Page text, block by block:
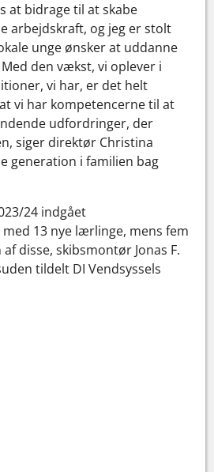
at bidrage til at skabe
arbejdskraft, og jeg er stolt
unge ønsker at uddanne
den vækst, vi oplever i
vi har, er det helt
vi har kompetencerne til at
udfordringer, der
siger direktør Christina
generation i familien bag
24 indgået
13 nye lærlinge, mens fem
disse, skibsmontør Jonas F.
tildelt DI Vendsyssels